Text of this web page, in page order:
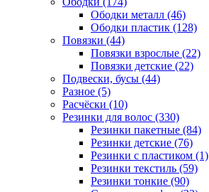
Ободки металл (46)
Ободки пластик (128)
Повязки (44)
Повязки взрослые (22)
Повязки детские (22)
Подвески, бусы (44)
Разное (5)
Расчёски (10)
Резинки для волос (330)
Резинки пакетные (84)
Резинки детские (76)
Резинки с пластиком (1)
Резинки текстиль (59)
Резинки тонкие (90)